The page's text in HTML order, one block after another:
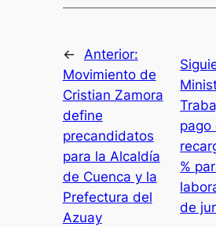
← Anterior:
Movimiento de
Cristian Zamora
define
precandidatos
para la Alcaldía
de Cuenca y la
Prefectura del
Azuay
pago
%
de